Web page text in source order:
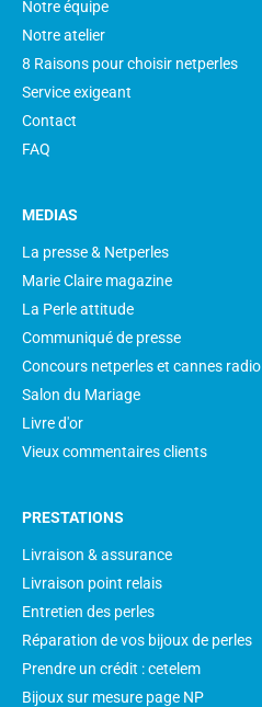
Notre équipe
Notre atelier
8 Raisons pour choisir netperles
Service exigeant
Contact
FAQ
MEDIAS
La presse & Netperles
Marie Claire magazine
La Perle attitude
Communiqué de presse
Concours netperles et cannes radio
Salon du Mariage
Livre d'or
Vieux commentaires clients
PRESTATIONS
Livraison & assurance
Livraison point relais
Entretien des perles
Réparation de vos bijoux de perles
Prendre un crédit : cetelem
Bijoux sur mesure page NP